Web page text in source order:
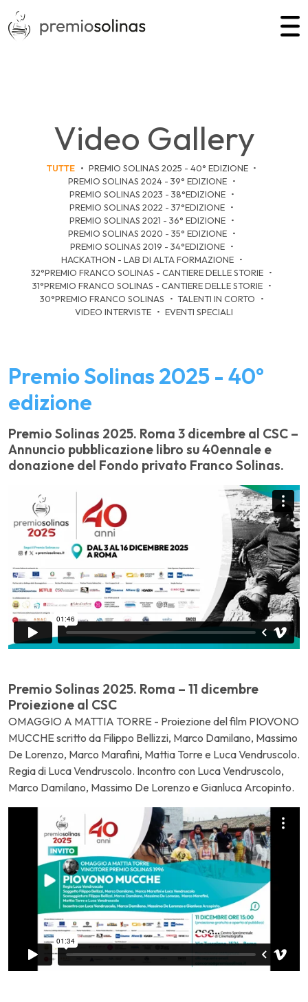
Video Gallery
TUTTE
PREMIO SOLINAS 2025 - 40° EDIZIONE
PREMIO SOLINAS 2024 - 39° EDIZIONE
PREMIO SOLINAS 2023 - 38°EDIZIONE
PREMIO SOLINAS 2022 - 37°EDIZIONE
PREMIO SOLINAS 2021 - 36° EDIZIONE
PREMIO SOLINAS 2020 - 35° EDIZIONE
PREMIO SOLINAS 2019 - 34°EDIZIONE
HACKATHON - LAB DI ALTA FORMAZIONE
32°PREMIO FRANCO SOLINAS - CANTIERE DELLE STORIE
31°PREMIO FRANCO SOLINAS - CANTIERE DELLE STORIE
30°PREMIO FRANCO SOLINAS
TALENTI IN CORTO
VIDEO INTERVISTE
EVENTI SPECIALI
Premio Solinas 2025 - 40°
edizione
Premio Solinas 2025. Roma 3 dicembre al CSC –
Annuncio pubblicazione libro su 40ennale e
donazione del Fondo privato Franco Solinas.
Premio Solinas 2025. Roma – 11 dicembre
Proiezione al CSC
OMAGGIO A MATTIA TORRE - Proiezione del film PIOVONO
MUCCHE scritto da Filippo Bellizzi, Marco Damilano, Massimo
De Lorenzo, Marco Marafini, Mattia Torre e Luca Vendruscolo.
Regia di Luca Vendruscolo. Incontro con Luca Vendruscolo,
Marco Damilano, Massimo De Lorenzo e Gianluca Arcopinto.